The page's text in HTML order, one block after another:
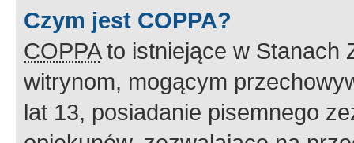
Czym jest COPPA?
COPPAto istniejące w Stanach
witrynom, mogącym
lat 13, posiadanie pisemnego